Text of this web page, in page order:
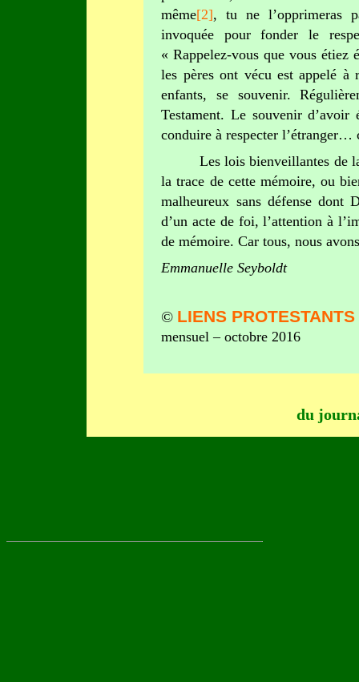
même[2], tu ne l’opprimeras
invoquée pour fonder le
« Rappelez-vous que vous étiez
les pères ont vécu est appelé à
enfants, se souvenir.
Testament. Le souvenir d’avoir
conduire à respecter l’étranger…
Les lois bienveillantes de
la trace de cette mémoire, ou
malheureux sans défense dont
d’un acte de foi, l’attention à
de mémoire. Car tous, nous
Emmanuelle Seyboldt
© LIENS PROTESTANTS
mensuel – octobre 2016
du